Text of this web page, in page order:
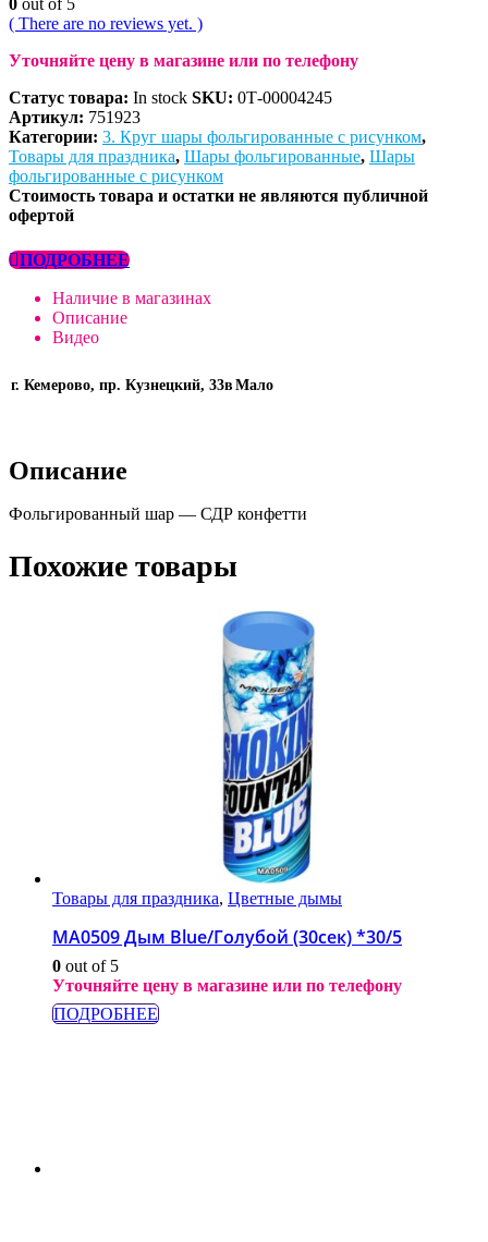
0 out of 5
( There are no reviews yet. )
Уточняйте цену в магазине или по телефону
Статус товара: In stock SKU: 0Т-00004245
Артикул: 751923
Категории: 3. Круг шары фольгированные с рисунком,
Товары для праздника, Шары фольгированные, Шары
фольгированные с рисунком
Стоимость товара и остатки не являются публичной
офертой
ПОДРОБНЕЕ
Наличие в магазинах
Описание
Видео
г. Кемерово, пр. Кузнецкий, 33в Мало
Описание
Фольгированный шар — СДР конфетти
Похожие товары
Товары для праздника, Цветные дымы
МА0509 Дым Blue/Голубой (30сек) *30/5
0 out of 5
Уточняйте цену в магазине или по телефону
ПОДРОБНЕЕ